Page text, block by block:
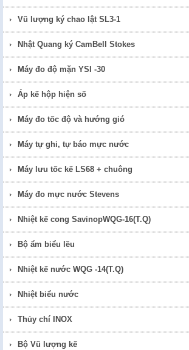
Vũ lượng ký chao lật SL3-1
Nhật Quang ký CamBell Stokes
Máy đo độ mặn YSI -30
Áp kế hộp hiện số
Máy đo tốc độ và hướng gió
Máy tự ghi, tự báo mực nước
Máy lưu tốc kế LS68 + chuông
Máy đo mực nước Stevens
Nhiệt kế cong SavinopWQG-16(T.Q)
Bộ ẩm biểu lều
Nhiệt kế nước WQG -14(T.Q)
Nhiệt biểu nước
Thủy chí INOX
Bộ Vũ lượng kế